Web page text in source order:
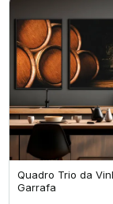
Quadro Trio da
Garrafa